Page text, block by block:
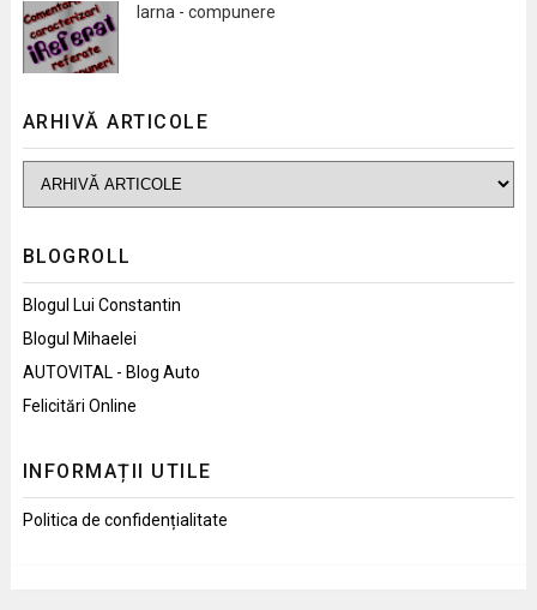
Iarna - compunere
ARHIVĂ ARTICOLE
BLOGROLL
Blogul Lui Constantin
Blogul Mihaelei
AUTOVITAL - Blog Auto
Felicitări Online
INFORMAȚII UTILE
Politica de confidențialitate